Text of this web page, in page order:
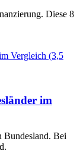
Diese 8
im
Bundesland. Bei